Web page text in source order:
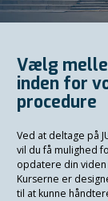
Vælg
inden for
procedure
Ved at deltage på
vil du få mulighed
opdatere din
Kurserne er
til at kunne